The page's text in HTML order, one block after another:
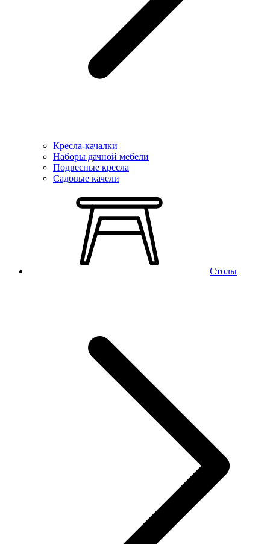
Кресла-качалки
Наборы дачной мебели
Подвесные кресла
Садовые качели
Столы